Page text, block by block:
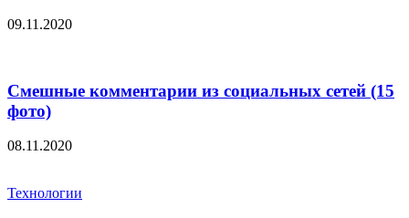
09.11.2020
Смешные комментарии из социальных сетей (15
фото)
08.11.2020
Технологии